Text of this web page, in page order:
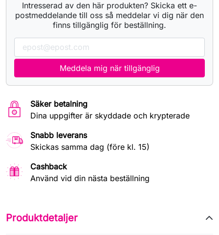
Intresserad av den här produkten? Skicka ett e-
postmeddelande till oss så meddelar vi dig när den
finns tillgänglig för beställning.
Meddela mig när tillgänglig
Säker betalning
Dina uppgifter är skyddade och krypterade
Snabb leverans
Skickas samma dag (före kl. 15)
Cashback
Använd vid din nästa beställning
Produktdetaljer